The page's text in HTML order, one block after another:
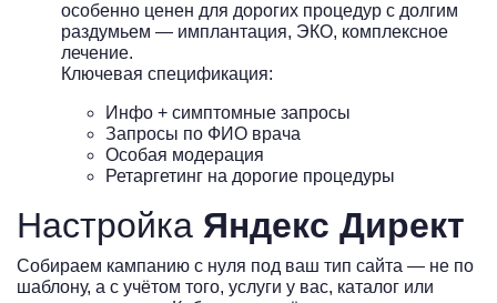
особенно ценен для дорогих процедур с долгим
раздумьем — имплантация, ЭКО, комплексное
лечение.
Ключевая спецификация:
Инфо + симптомные запросы
Запросы по ФИО врача
Особая модерация
Ретаргетинг на дорогие процедуры
Настройка Яндекс Директ
Собираем кампанию с нуля под ваш тип сайта — не по
шаблону, а с учётом того, услуги у вас, каталог или